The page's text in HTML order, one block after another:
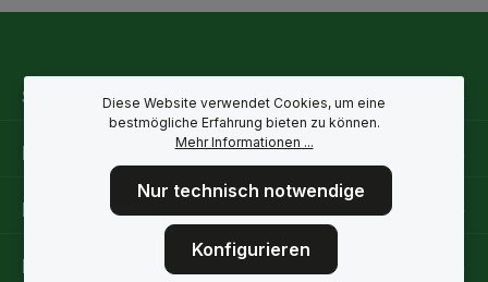
Service-Hotline
Rechtliche Hinweise
Informationen
Folge uns
Diese Website verwendet Cookies, um eine
bestmögliche Erfahrung bieten zu können.
Mehr Informationen ...
Nur technisch notwendige
Konfigurieren